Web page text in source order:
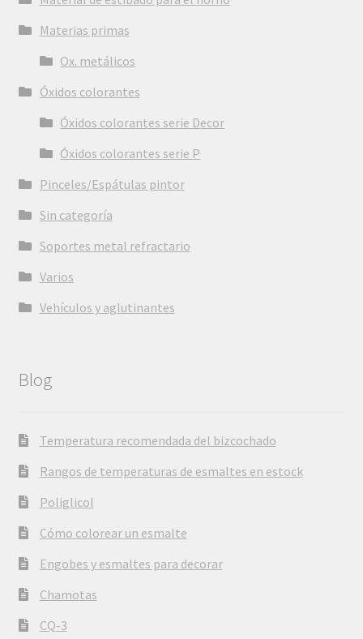
Materias primas
Ox. metálicos
Óxidos colorantes
Óxidos colorantes serie Decor
Óxidos colorantes serie P
Pinceles/Espátulas pintor
Sin categoría
Soportes metal refractario
Varios
Vehículos y aglutinantes
Blog
Temperatura recomendada del bizcochado
Rangos de temperaturas de esmaltes en estock
Poliglicol
Cómo colorear un esmalte
Engobes y esmaltes para decorar
Chamotas
CQ-3